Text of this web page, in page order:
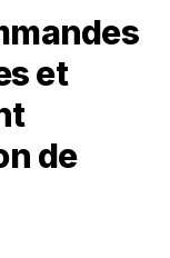
et
de